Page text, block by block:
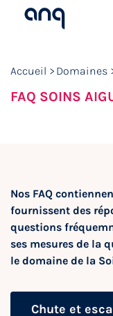
Accueil Domaines
FAQ SOINS
Nos FAQ
fournissent des
questions
ses mesures de la
le domaine de la
Chute et